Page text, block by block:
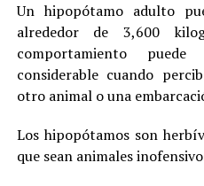
Un hipopótamo adulto
alrededor de 3,600
comportamiento
considerable cuando
otro animal o una
Los hipopótamos son
que sean animales